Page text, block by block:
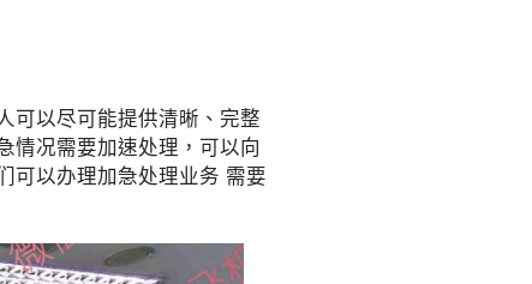
可以尽可能提供清晰、完整
情况需要加速处理，可以向
可以办理加急处理业务 需要